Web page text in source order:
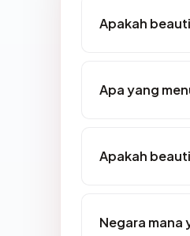
Apakah
Apa yang
Apakah
Negara